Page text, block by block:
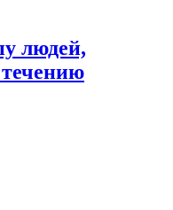
людей,